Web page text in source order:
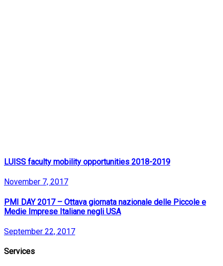
LUISS faculty mobility opportunities 2018-2019
November 7, 2017
PMI DAY 2017 – Ottava giornata nazionale delle Piccole e
Medie Imprese Italiane negli USA
September 22, 2017
Services